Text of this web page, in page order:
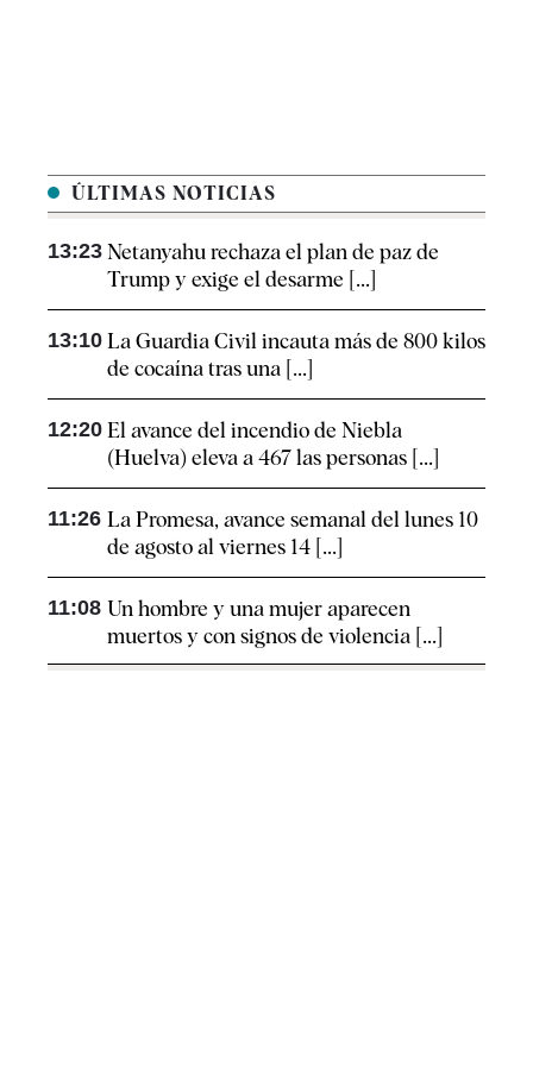
ÚLTIMAS NOTICIAS
13:23 Netanyahu rechaza el plan de paz de
Trump y exige el desarme [...]
13:10 La Guardia Civil incauta más de 800 kilos
de cocaína tras una [...]
12:20 El avance del incendio de Niebla
(Huelva) eleva a 467 las personas [...]
11:26 La Promesa, avance semanal del lunes 10
de agosto al viernes 14 [...]
11:08 Un hombre y una mujer aparecen
muertos y con signos de violencia [...]